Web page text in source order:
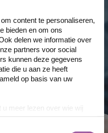
content te personaliseren,
bieden en om ons
delen we informatie over
partners voor social
kunnen deze gegevens
die u aan ze heeft
op basis van uw
u meer lezen over wie wij
opnemen en hoe we